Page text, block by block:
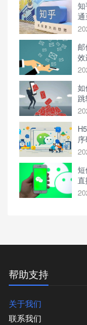
帮助支持
关于我们
联系我们